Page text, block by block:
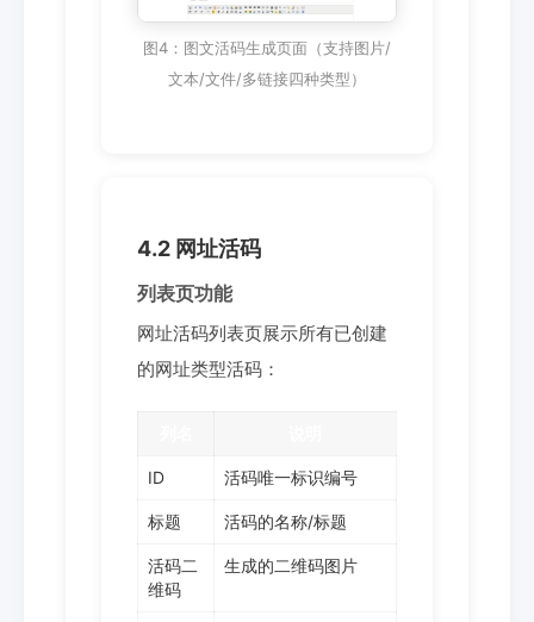
图4：图文活码生成页面（支持图片/
文本/文件/多链接四种类型）
4.2 网址活码
列表页功能
网址活码列表页展示所有已创建
的网址类型活码：
ID 活码唯一标识编号
标题 活码的名称/标题
活码二
维码
生成的二维码图片